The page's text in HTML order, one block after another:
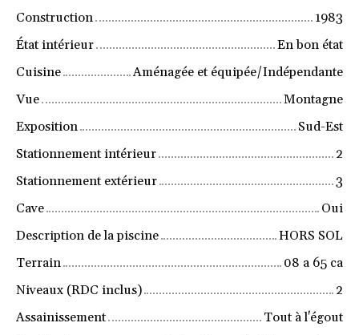
Construction
1983
État intérieur
En bon état
Cuisine
Aménagée et équipée/Indépendante
Vue
Montagne
Exposition
Sud-Est
Stationnement intérieur
2
Stationnement extérieur
3
Cave
Oui
Description de la piscine
HORS SOL
Terrain
08 a 65 ca
Niveaux (RDC inclus)
2
Assainissement
Tout à l'égout